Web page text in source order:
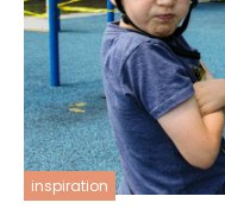
inspiration